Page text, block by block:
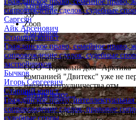
сопровождение сделок, судебные
Саргсян
Айк Арсенович
Старший юрист
Гражданское право, семейное право,
сопровождение сделок, судебные
застройщиков
Бычков
Игорь Сергеевич
Старший юрист
Гражданское право,
сопровождение сделок, правовое
судебные споры
3 отзыва
5.0
Zoon
9 отзывов
5.0
14 апреля 2020
ООО "Торговый дом "Арктика"
компанией "Двитекс" уже не
нашего сотрудничества отм...
Читать далее....
7 августа 2026
Уже не первый год доверяем